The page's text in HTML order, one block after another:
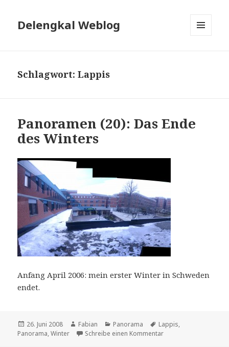
Delengkal Weblog
Schlagwort:Lappis
Panoramen (20): Das Ende
des Winters
Anfang April 2006: mein erster Winter in Schweden
endet.
Veröffentlicht
am
26. Juni 2008 Autor
Fabian Kategorien
Panorama Schlagwörter
Lappis,
Panorama,Winter Schreibe einen Kommentarzu Panoramen (20):